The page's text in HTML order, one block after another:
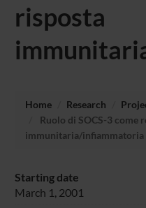
risposta
Home Research
Ruolo di SOCS-3 come
immunitaria/infiammatoria
Starting date
March 1, 2001